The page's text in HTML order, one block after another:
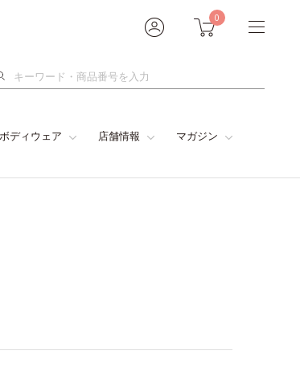
0
検
ボディウェア 店舗情報 マガジン